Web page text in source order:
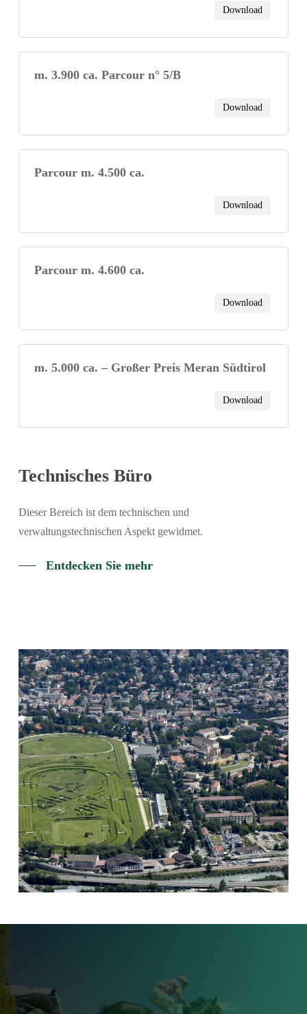
Download
m. 3.900 ca. Parcour n° 5/B
Download
Parcour m. 4.500 ca.
Download
Parcour m. 4.600 ca.
Download
m. 5.000 ca. – Großer Preis Meran Südtirol
Download
Technisches Büro
Dieser Bereich ist dem technischen und
verwaltungstechnischen Aspekt gewidmet.
Entdecken Sie mehr